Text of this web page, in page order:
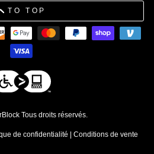
TO TOP
Tous droits réservés.
de confidentialité | Conditions de vente